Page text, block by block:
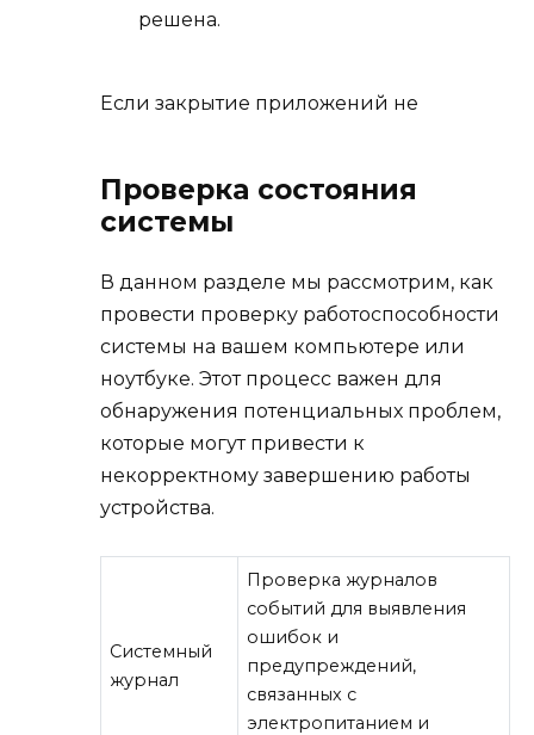
решена.
Если закрытие приложений не
Проверка состояния
системы
В данном разделе мы рассмотрим, как
провести проверку работоспособности
системы на вашем компьютере или
ноутбуке. Этот процесс важен для
обнаружения потенциальных проблем,
которые могут привести к
некорректному завершению работы
устройства.
Системный
журнал
Проверка журналов
событий для выявления
ошибок и
предупреждений,
связанных с
электропитанием и